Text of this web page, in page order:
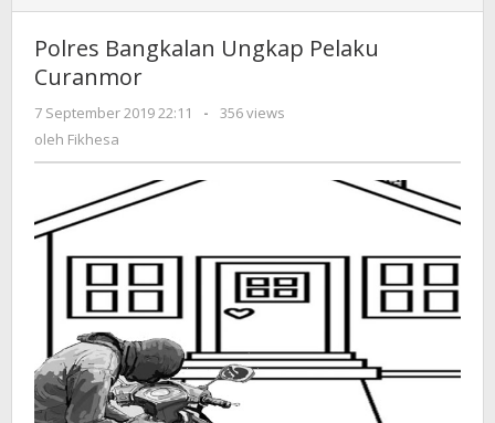
Polres Bangkalan Ungkap Pelaku
Curanmor
7 September 2019 22:11
oleh
-
356 views
oleh Fikhesa